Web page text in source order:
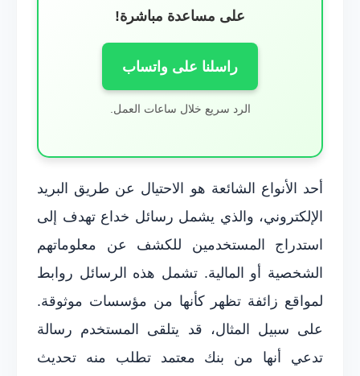
على مساعدة مباشرة!
راسلنا على واتساب
الرد سريع خلال ساعات العمل.
أحد الأنواع الشائعة هو الاحتيال عن طريق البريد
الإلكتروني، والذي يشمل رسائل خداع تهدف إلى
استدراج المستخدمين للكشف عن معلوماتهم
الشخصية أو المالية. تشمل هذه الرسائل روابط
لمواقع زائفة تظهر كأنها من مؤسسات موثوقة.
على سبيل المثال، قد يتلقى المستخدم رسالة
تدعي أنها من بنك معتمد تطلب منه تحديث